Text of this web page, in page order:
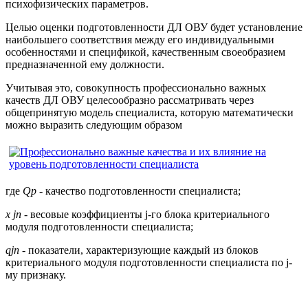
психофизических параметров.
Целью оценки подготовленности ДЛ ОВУ будет установление
наибольшего соответствия между его индивидуальными
особенностями и спецификой, качественным своеобразием
предназначенной ему должности.
Учитывая это, совокупность профессионально важных
качеств ДЛ ОВУ целесообразно рассматривать через
общепринятую модель специалиста, которую математически
можно выразить следующим образом
где Qр - качество подготовленности специалиста;
х jп - весовые коэффициенты j-го блока критериального
модуля подготовленности специалиста;
qjn - показатели, характеризующие каждый из блоков
критериального модуля подготовленности специалиста по j-
му признаку.